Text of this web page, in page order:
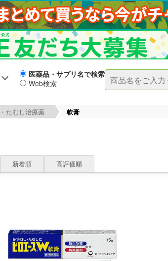
医薬品・サプリ名で検索
Web検索
たむし治療薬 軟膏
新着順 高評価順